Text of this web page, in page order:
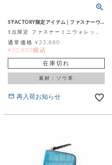
S'FACTORY限定アイテム│ファスナーウォレット
1点限定 ファスナーミニウォレット ブラック ネイビーステッチ エレファント (ゾウ革)
通常価格 ¥33,880
¥ 30,800税込
在庫切れ
素材：ゾウ革
再入荷お知らせ